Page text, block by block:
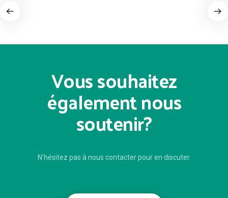
Vous souhaitez
également nous
soutenir?
N'hésitez pas à nous contacter pour en discuter.